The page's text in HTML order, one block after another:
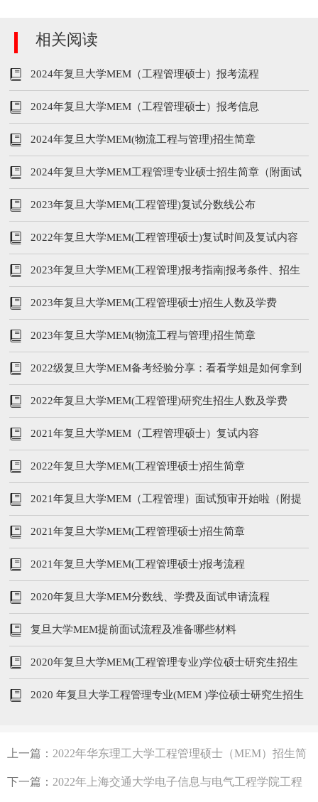
相关阅读
2024年复旦大学MEM（工程管理硕士）报考流程
2024年复旦大学MEM（工程管理硕士）报考信息
2024年复旦大学MEM(物流工程与管理)招生简章
2024年复旦大学MEM工程管理专业硕士招生简章（附面试
时间安排）
2023年复旦大学MEM(工程管理)复试分数线公布
2022年复旦大学MEM(工程管理硕士)复试时间及复试内容
2023年复旦大学MEM(工程管理)报考指南|报考条件、招生
人数、学费、提前面试
2023年复旦大学MEM(工程管理硕士)招生人数及学费
2023年复旦大学MEM(物流工程与管理)招生简章
2022级复旦大学MEM备考经验分享：看看学姐是如何拿到
笔试第三名的！
2022年复旦大学MEM(工程管理)研究生招生人数及学费
2021年复旦大学MEM（工程管理硕士）复试内容
2022年复旦大学MEM(工程管理硕士)招生简章
2021年复旦大学MEM（工程管理）面试预审开始啦（附提
前批面试时间）
2021年复旦大学MEM(工程管理硕士)招生简章
2021年复旦大学MEM(工程管理硕士)报考流程
2020年复旦大学MEM分数线、学费及面试申请流程
复旦大学MEM提前面试流程及准备哪些材料
2020年复旦大学MEM(工程管理专业)学位硕士研究生招生
信息
2020 年复旦大学工程管理专业(MEM )学位硕士研究生招生
上一篇： 2022年华东理工大学工程管理硕士（MEM）招生简
章
下一篇： 2022年上海交通大学电子信息与电气工程学院工程